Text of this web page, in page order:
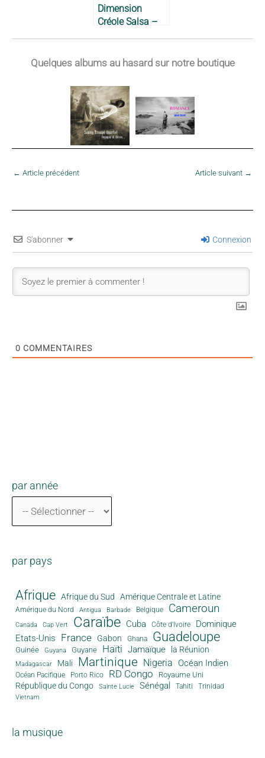
Dimension
Créole Salsa –
Quelques albums au hasard sur notre boutique
← Article précédent Article suivant →
S'abonner Connexion
0 COMMENTAIRES
par année
par pays
Afrique Afrique du Sud Amérique Centrale et Latine
Amérique du Nord Antigua Barbade Belgique Cameroun
Canada Cap Vert Caraïbe Cuba Côte d'Ivoire
Dominique
Etats-Unis
France Gabon Ghana Guadeloupe
Guinée Guyana Guyane Haïti Jamaïque la Réunion
Madagascar Mali Martinique Nigeria Océan Indien
Océan Pacifique Porto Rico RD Congo Royaume Uni
République du Congo Sainte Lucie Sénégal Tahiti Trinidad
Vietnam
la musique